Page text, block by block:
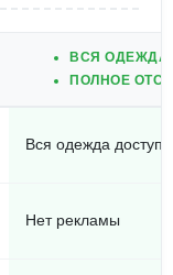
ВСЯ ОДЕЖДА
ПОЛНОЕ
Вся одежда
Нет рекламы